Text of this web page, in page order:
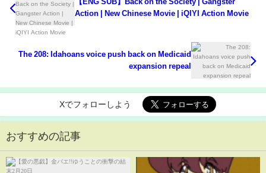
Action | New Chinese Movie | iQIYI Action Movie
The 208: Idahoans voice push back on Medicaid
expansion repeal
Xでフォローしよう
おすすめの記事